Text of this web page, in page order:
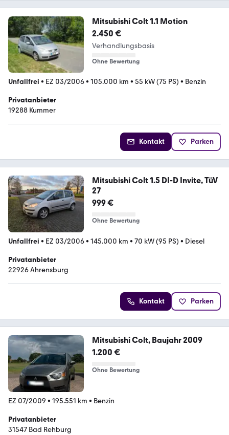
Mitsubishi Colt 1.1 Motion
2.450 €
Verhandlungsbasis
Ohne Bewertung
Unfallfrei • EZ 03/2006• 105.000 km • 55 kW (75 PS) • Benzin
Privatanbieter
19288 Kummer
Kontakt Parken
Mitsubishi Colt 1.5 DI-D Invite, TüV
27
999 €
Ohne Bewertung
Unfallfrei • EZ 03/2006• 145.000 km • 70 kW (95 PS) • Diesel
Privatanbieter
22926 Ahrensburg
Kontakt Parken
Mitsubishi Colt, Baujahr 2009
1.200 €
Ohne Bewertung
EZ 07/2009 • 195.551 km • Benzin
Privatanbieter
31547 Bad Rehburg